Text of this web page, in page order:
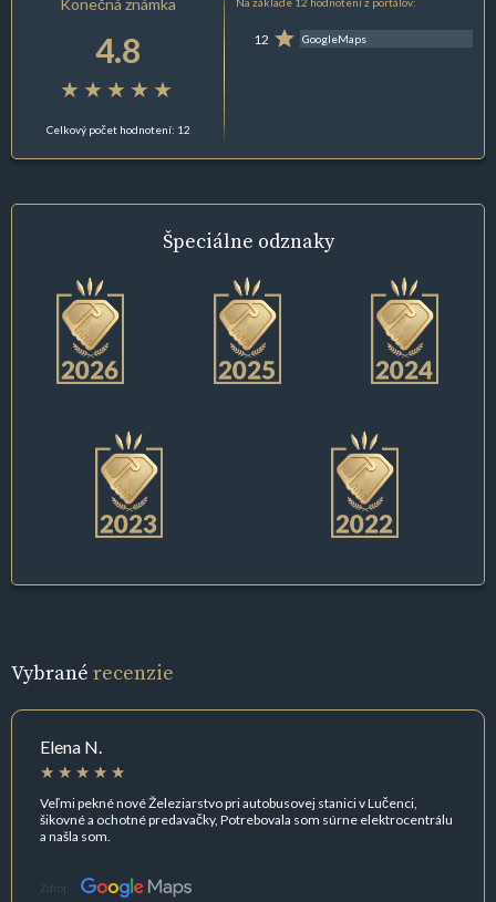
Konečná známka
4.8
Celkový počet hodnotení: 12
12 GoogleMaps
Špeciálne odznaky
Vybrané recenzie
Elena N.
Veľmi pekné nové Železiarstvo pri autobusovej stanici v Lučenci,
šikovné a ochotné predavačky, Potrebovala som súrne elektrocentrálu
a našla som.
Zdroj: